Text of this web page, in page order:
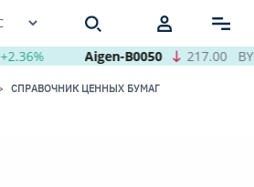
+2.36% Aigen-B0050 217.00
СПРАВОЧНИК ЦЕННЫХ БУМАГ